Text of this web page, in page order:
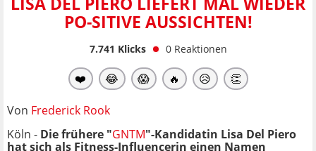
O-SITIVE AUSSICHTEN!
7.741 Klicks 0 Reaktionen
❤️ 😂 😱 🔥 😥 👏
Von Frederick Rook
Köln - Die frühere "GNTM"-Kandidatin Lisa Del Piero
hat sich als Fitness-Influencerin einen Namen